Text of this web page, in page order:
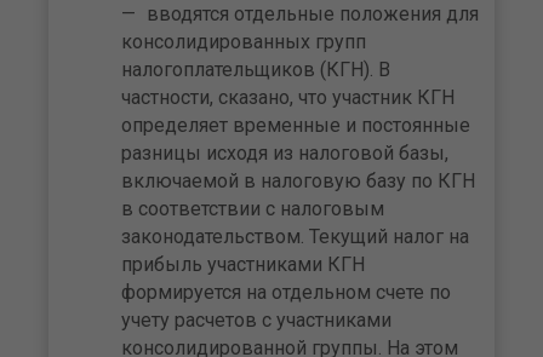
вводятся отдельные положения для
консолидированных групп
налогоплательщиков (КГН). В
частности, сказано, что участник КГН
определяет временные и постоянные
разницы исходя из налоговой базы,
включаемой в налоговую базу по КГН
в соответствии с налоговым
законодательством. Текущий налог на
прибыль участниками КГН
формируется на отдельном счете по
учету расчетов с участниками
консолидированной группы. На этом